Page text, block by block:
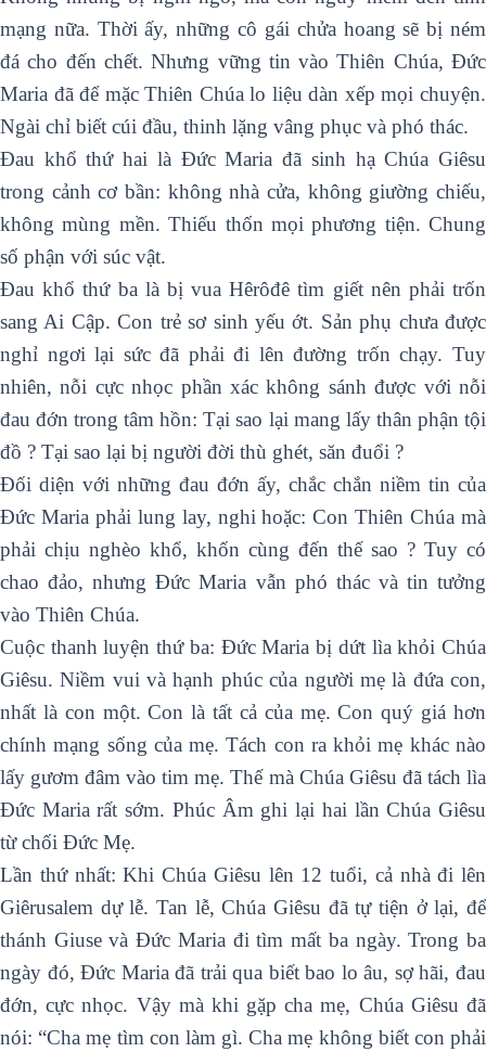
mạng nữa. Thời ấy, những cô gái chửa hoang sẽ bị ném
đá cho đến chết. Nhưng vững tin vào Thiên Chúa, Đức
Maria đã để mặc Thiên Chúa lo liệu dàn xếp mọi chuyện.
Ngài chỉ biết cúi đầu, thinh lặng vâng phục và phó thác.
Đau khổ thứ hai là Đức Maria đã sinh hạ Chúa Giêsu
trong cảnh cơ bần: không nhà cửa, không giường chiếu,
không mùng mền. Thiếu thốn mọi phương tiện. Chung
số phận với súc vật.
Đau khổ thứ ba là bị vua Hêrôđê tìm giết nên phải trốn
sang Ai Cập. Con trẻ sơ sinh yếu ớt. Sản phụ chưa được
nghỉ ngơi lại sức đã phải đi lên đường trốn chạy. Tuy
nhiên, nỗi cực nhọc phần xác không sánh được với nỗi
đau đớn trong tâm hồn: Tại sao lại mang lấy thân phận tội
đồ ? Tại sao lại bị người đời thù ghét, săn đuổi ?
Đối diện với những đau đớn ấy, chắc chắn niềm tin của
Đức Maria phải lung lay, nghi hoặc: Con Thiên Chúa mà
phải chịu nghèo khổ, khốn cùng đến thế sao ? Tuy có
chao đảo, nhưng Đức Maria vẫn phó thác và tin tưởng
vào Thiên Chúa.
Cuộc thanh luyện thứ ba: Đức Maria bị dứt lìa khỏi Chúa
Giêsu. Niềm vui và hạnh phúc của người mẹ là đứa con,
nhất là con một. Con là tất cả của mẹ. Con quý giá hơn
chính mạng sống của mẹ. Tách con ra khỏi mẹ khác nào
lấy gươm đâm vào tim mẹ. Thế mà Chúa Giêsu đã tách lìa
Đức Maria rất sớm. Phúc Âm ghi lại hai lần Chúa Giêsu
từ chối Đức Mẹ.
Lần thứ nhất: Khi Chúa Giêsu lên 12 tuổi, cả nhà đi lên
Giêrusalem dự lễ. Tan lễ, Chúa Giêsu đã tự tiện ở lại, để
thánh Giuse và Đức Maria đi tìm mất ba ngày. Trong ba
ngày đó, Đức Maria đã trải qua biết bao lo âu, sợ hãi, đau
đớn, cực nhọc. Vậy mà khi gặp cha mẹ, Chúa Giêsu đã
nói: “Cha mẹ tìm con làm gì. Cha mẹ không biết con phải